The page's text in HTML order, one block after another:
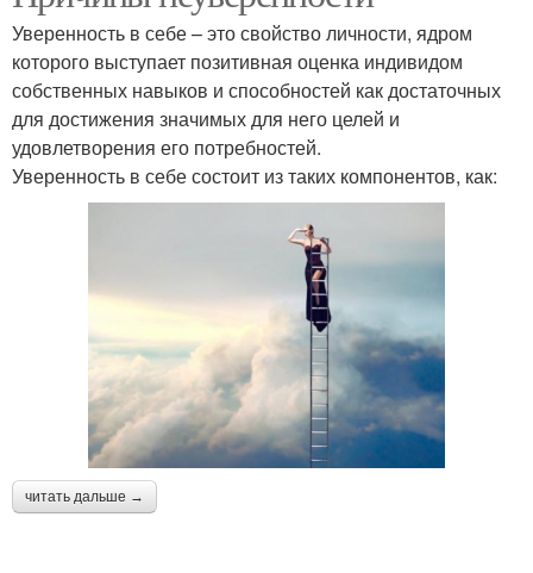
Уверенность в себе – это свойство личности, ядром
которого выступает позитивная оценка индивидом
собственных навыков и способностей как достаточных
для достижения значимых для него целей и
удовлетворения его потребностей.
Уверенность в себе состоит из таких компонентов, как:
читать дальше →